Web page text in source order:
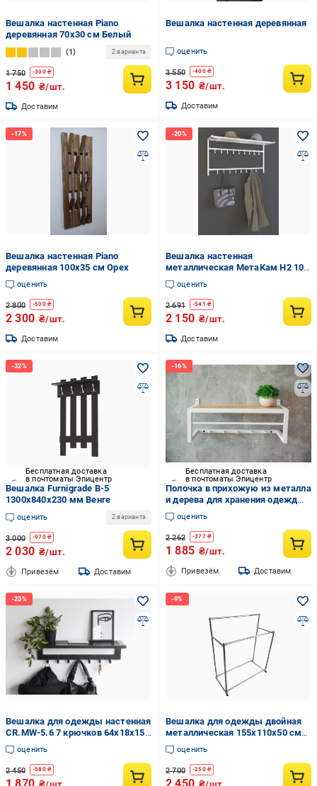
Вешалка настенная Piano
деревянная 70х30 см Белый
1 2 варианта
1 750 -300₴
1 450 ₴/шт.
Доставим
Вешалка настенная деревянная
оценить
3 550 -400₴
3 150 ₴/шт.
Доставим
Вешалка настенная Piano
деревянная 100х35 см Орех
оценить
2 800 -500₴
2 300 ₴/шт.
Доставим
Вешалка настенная
металлическая МетаКам Н2 100
см Белый (11393524)
оценить
2 691 -541 ₴
2 150 ₴/шт.
Доставим
Бесплатная доставка
в почтоматы Эпицентр
Вешалка Furnigrade В-5
1300х840х230 мм Венге
оценить 2 варианта
3 000 -970₴
2 030 ₴/шт.
Привезём Доставим
Бесплатная доставка
в почтоматы Эпицентр
Полочка в прихожую из металла
и дерева для хранения одежды/
шляп/ключей 50х20х20 см и 5
крючков (ML-47.2)
оценить
2 262 -377₴
1 885 ₴/шт.
Привезём Доставим
Вешалка для одежды настенная
CR.MW-5.6 7 крючков 64x18x15
см Молотковый Черный
(CR.MW-5.6)
оценить
2 450 -580₴
Вешалка для одежды двойная
металлическая 155х110х50 см
(9349517)
оценить
2 700 -250₴